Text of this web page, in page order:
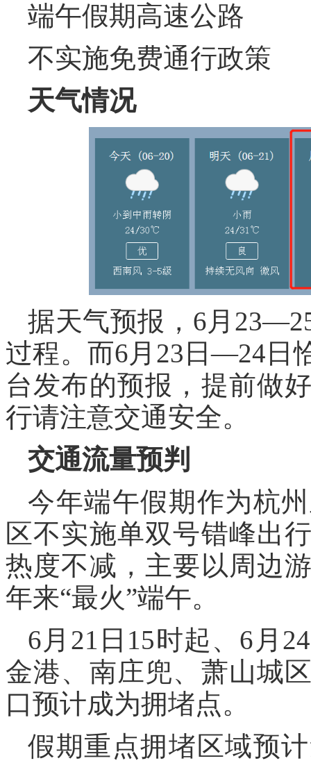
端午假期高速公路
不实施免费通行政策
天气情况
据天气预报，6月
过程。而6月23日—24日
台发布的预报，提前做
行请注意交通安全。
交通流量预判
今年端午假期作为杭
区不实施单双号错峰出
热度不减，主要以周边
年来“最火”端午。
6月21日15时起、6月
金港、南庄兜、萧山城
口预计成为拥堵点。
假期重点拥堵区域预